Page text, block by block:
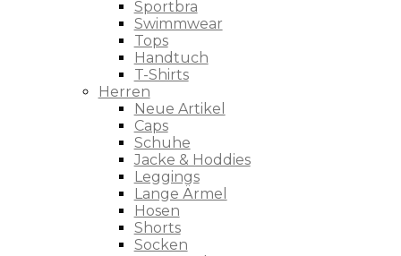
Sportbra
Swimmwear
Tops
Handtuch
T-Shirts
Herren
Neue Artikel
Caps
Schuhe
Jacke & Hoddies
Leggings
Lange Ärmel
Hosen
Shorts
Socken